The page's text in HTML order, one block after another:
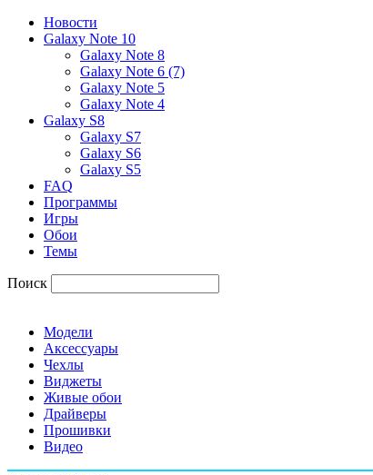
Новости
Galaxy Note 10
Galaxy Note 8
Galaxy Note 6 (7)
Galaxy Note 5
Galaxy Note 4
Galaxy S8
Galaxy S7
Galaxy S6
Galaxy S5
FAQ
Программы
Игры
Обои
Темы
Поиск
Модели
Аксессуары
Чехлы
Виджеты
Живые обои
Драйверы
Прошивки
Видео